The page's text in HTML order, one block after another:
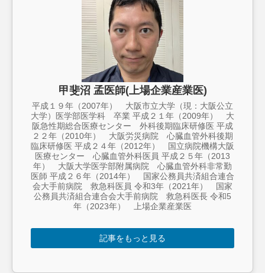
甲斐沼 孟医師(上場企業産業医)
平成１９年（2007年） 大阪市立大学（現：大阪公立
大学）医学部医学科 卒業 平成２１年（2009年） 大
阪急性期総合医療センター 外科後期臨床研修医 平成
２２年（2010年） 大阪労災病院 心臓血管外科後期
臨床研修医 平成２４年（2012年） 国立病院機構大阪
医療センター 心臓血管外科医員 平成２５年（2013
年） 大阪大学医学部附属病院 心臓血管外科非常勤
医師 平成２６年（2014年） 国家公務員共済組合連合
会大手前病院 救急科医員 令和3年（2021年） 国家
公務員共済組合連合会大手前病院 救急科医長 令和5
年（2023年） 上場企業産業医
記事をもっと見る